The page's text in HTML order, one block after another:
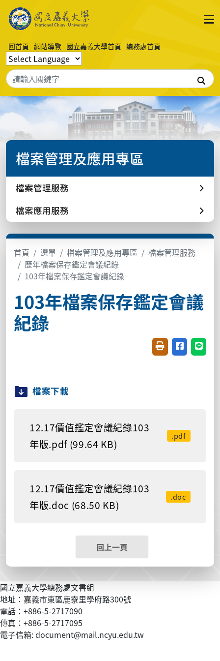
回首頁 網站導覽 國立嘉義大學首頁 總務處首頁
搜尋
檔案管理及應用專區
檔案管理服務
檔案應用服務
首頁 選單 檔案管理及應用專區
檔案管理服務
歷年檔案保存鑑定會議紀錄
103年檔案保存鑑定會議紀錄
103年檔案保存鑑定會議
紀錄
友善列印(開新視
分享至臉書
分享
檔案下載
12.17價值鑑定會議紀錄103
年版.pdf (99.64 KB)
.pdf
12.17價值鑑定會議紀錄103
年版.doc (68.50 KB)
.doc
回上一頁
國立嘉義大學總務處文書組
地址：嘉義市東區鹿寮里學府路300號
電話：+886-5-2717090
傳真：+886-5-2717095
電子信箱: document@mail.ncyu.edu.tw